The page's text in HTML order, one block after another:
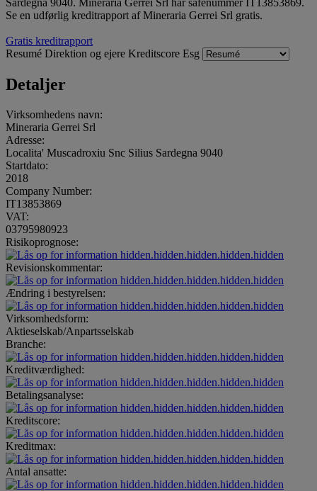
Se en udførlig kreditrapport af Mineraria Gerrei Srl gratis.
Gratis kreditrapport
Resumé Direktion og ejere Kreditscore Esg
Detaljer
Virksomhedens navn:
Mineraria Gerrei Srl
Adresse:
Localita' Muscadroxiu Snc Silius Sardegna 9040
Startdato:
2018
Company Number:
IT13853869
VAT:
03795980923
Risikoprognose:
hidden.hidden.hidden.hidden.hidden
Revisionskommentar:
hidden.hidden.hidden.hidden.hidden
Ændring i bestyrelsen:
hidden.hidden.hidden.hidden.hidden
Virksomhedsform:
Aktieselskab/Anpartsselskab
Branche:
hidden.hidden.hidden.hidden.hidden
Kreditværdighed:
hidden.hidden.hidden.hidden.hidden
Betalingsanalyse:
hidden.hidden.hidden.hidden.hidden
Kreditscore:
hidden.hidden.hidden.hidden.hidden
Kreditmax:
hidden.hidden.hidden.hidden.hidden
Antal ansatte:
hidden.hidden.hidden.hidden.hidden